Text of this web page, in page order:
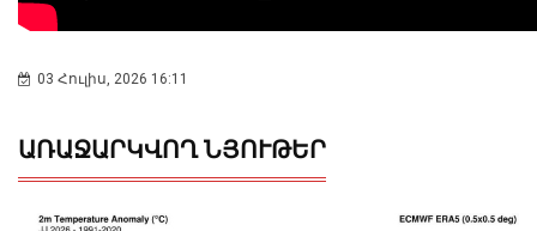
03 Հուլիս, 2026 16:11
ԱՌԱՋԱՐԿՎՈՂ ՆՅՈՒԹԵՐ